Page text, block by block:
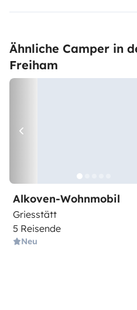
Ähnliche Camper in
Freiham
Alkoven-Wohnmobil
Griesstätt
5 Reisende
Neu